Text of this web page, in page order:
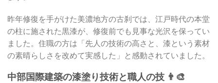
昨年修復を手がけた美濃地方の古刹では、江戸時代の本堂
の柱に施された黒漆が、修復前でも見事な光沢を保ってい
ました。住職の方は「先人の技術の高さと、漆という素材
の素晴らしさを改めて実感した」と感動されていました。
中部国際建築の漆塗り技術と職人の技 👨‍🎨